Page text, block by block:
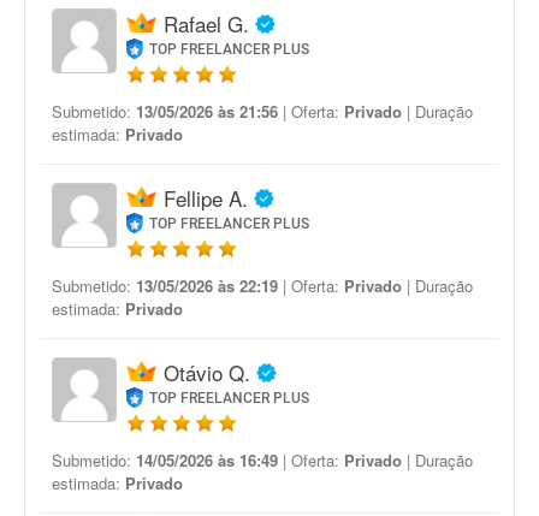
Rafael G.
TOP FREELANCER PLUS
Submetido: 13/05/2026 às 21:56 | Oferta: Privado | Duração
estimada: Privado
Fellipe A.
TOP FREELANCER PLUS
Submetido: 13/05/2026 às 22:19 | Oferta: Privado | Duração
estimada: Privado
Otávio Q.
TOP FREELANCER PLUS
Submetido: 14/05/2026 às 16:49 | Oferta: Privado | Duração
estimada: Privado